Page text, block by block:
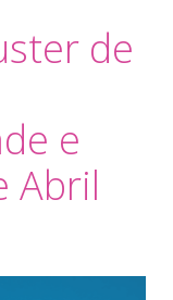
de
e
Abril